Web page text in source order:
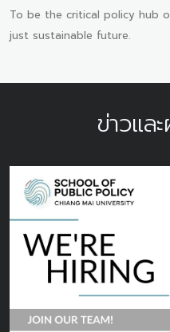
To be the critical policy hub
just sustainable future.
ข่าวแล